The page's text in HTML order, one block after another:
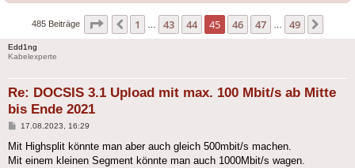
485 Beiträge Seite 45 von49
Vorherige
1 43 44 45 46 47 49
Edd1ng
Kabelexperte
Re: DOCSIS 3.1 Upload mit max. 100 Mbit/s ab Mitte
bis Ende 2021
Beitrag
17.08.2023, 16:29
Mit Highsplit könnte man aber auch gleich 500mbit/s machen.
Mit einem kleinen Segment könnte man auch 1000Mbit/s wagen.